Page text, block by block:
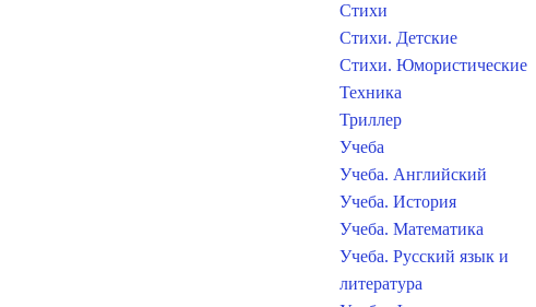
Стихи
Стихи. Детские
Стихи. Юмористические
Техника
Триллер
Учеба
Учеба. Английский
Учеба. История
Учеба. Математика
Учеба. Русский язык и
литература